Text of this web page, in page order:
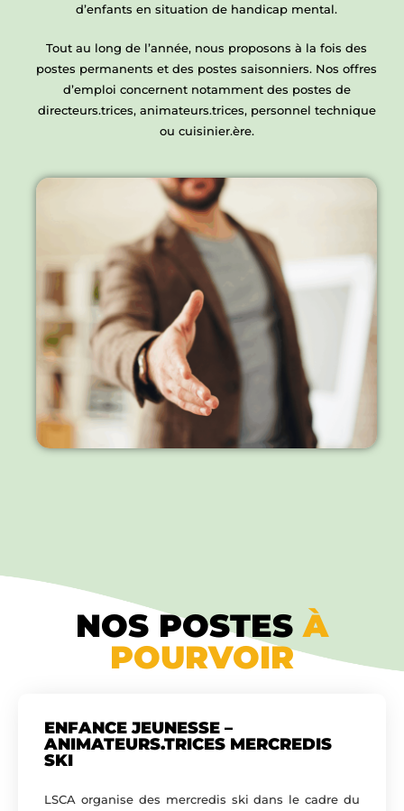
d’enfants en situation de handicap mental.
Tout au long de l’année, nous proposons à la fois des
postes permanents et des postes saisonniers. Nos offres
d’emploi concernent notamment des postes de
directeurs.trices, animateurs.trices, personnel technique
ou cuisinier.ère.
NOS POSTESÀ
POURVOIR
ENFANCE JEUNESSE –
ANIMATEURS.TRICES MERCREDIS
SKI
LSCA organise des mercredis ski dans le cadre du